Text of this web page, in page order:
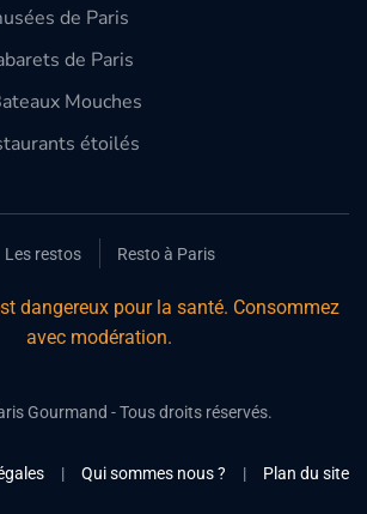
de Paris
de Paris
Mouches
étoilés
Les restos Resto à Paris
dangereux pour la santé. Consommez
avec modération.
Gourmand - Tous droits réservés.
| Qui sommes nous ? | Plan du site